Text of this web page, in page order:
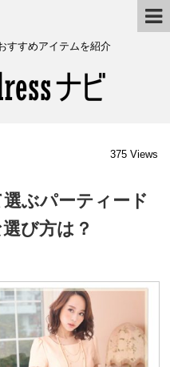
すすめアイテムを紹介
375 Views
ぶパーティード
び方は？